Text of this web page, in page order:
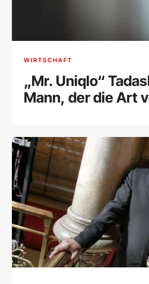
WIRTSCHAFT
„Mr. Uniqlo“
Mann, der die Art